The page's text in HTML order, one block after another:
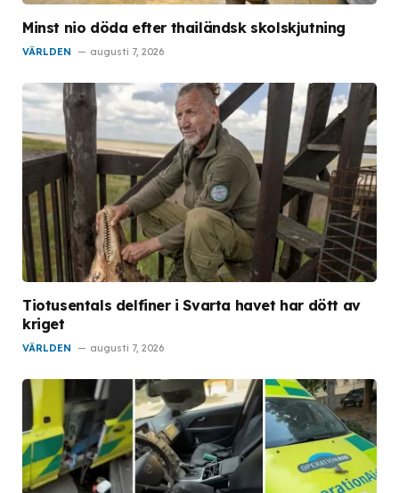
Minst nio döda efter thailändsk skolskjutning
VÄRLDEN augusti 7, 2026
Tiotusentals delfiner i Svarta havet har dött av
kriget
VÄRLDEN augusti 7, 2026